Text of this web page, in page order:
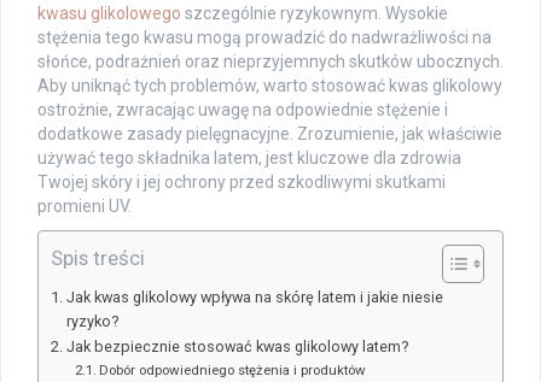
kwasu glikolowego szczególnie ryzykownym. Wysokie
stężenia tego kwasu mogą prowadzić do nadwrażliwości na
słońce, podrażnień oraz nieprzyjemnych skutków ubocznych.
Aby uniknąć tych problemów, warto stosować kwas glikolowy
ostrożnie, zwracając uwagę na odpowiednie stężenie i
dodatkowe zasady pielęgnacyjne. Zrozumienie, jak właściwie
używać tego składnika latem, jest kluczowe dla zdrowia
Twojej skóry i jej ochrony przed szkodliwymi skutkami
promieni UV.
Spis treści
Jak kwas glikolowy wpływa na skórę latem i jakie niesie
ryzyko?
Jak bezpiecznie stosować kwas glikolowy latem?
Dobór odpowiedniego stężenia i produktów